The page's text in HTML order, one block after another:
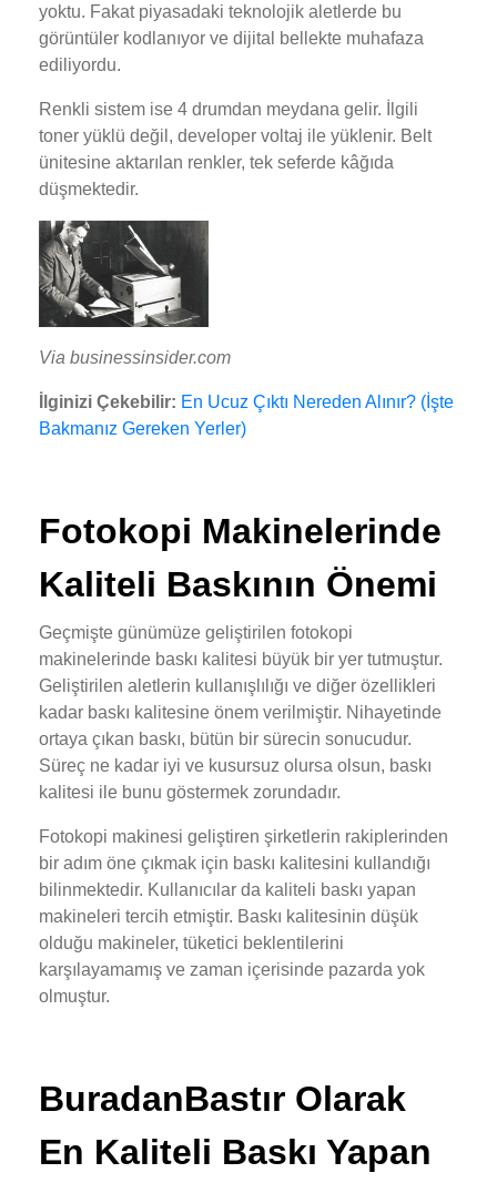
yoktu. Fakat piyasadaki teknolojik aletlerde bu
görüntüler kodlanıyor ve dijital bellekte muhafaza
ediliyordu.
Renkli sistem ise 4 drumdan meydana gelir. İlgili
toner yüklü değil, developer voltaj ile yüklenir. Belt
ünitesine aktarılan renkler, tek seferde kâğıda
düşmektedir.
Via businessinsider.com
İlginizi Çekebilir: En Ucuz Çıktı Nereden Alınır? (İşte
Bakmanız Gereken Yerler)
Fotokopi Makinelerinde
Kaliteli Baskının Önemi
Geçmişte günümüze geliştirilen fotokopi
makinelerinde baskı kalitesi büyük bir yer tutmuştur.
Geliştirilen aletlerin kullanışlılığı ve diğer özellikleri
kadar baskı kalitesine önem verilmiştir. Nihayetinde
ortaya çıkan baskı, bütün bir sürecin sonucudur.
Süreç ne kadar iyi ve kusursuz olursa olsun, baskı
kalitesi ile bunu göstermek zorundadır.
Fotokopi makinesi geliştiren şirketlerin rakiplerinden
bir adım öne çıkmak için baskı kalitesini kullandığı
bilinmektedir. Kullanıcılar da kaliteli baskı yapan
makineleri tercih etmiştir. Baskı kalitesinin düşük
olduğu makineler, tüketici beklentilerini
karşılayamamış ve zaman içerisinde pazarda yok
olmuştur.
BuradanBastır Olarak
En Kaliteli Baskı Yapan